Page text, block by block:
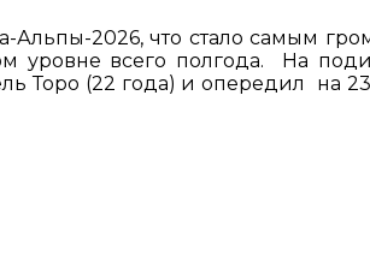
2026, что стало самым
уровне всего полгода. На
Торо (22 года) и опередил на